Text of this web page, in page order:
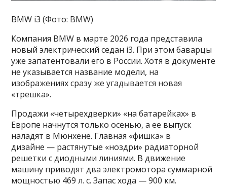
BMW i3 (Фото: BMW)
Компания BMW в марте 2026 года представила
новый электрический седан i3. При этом баварцы
уже запатентовали его в России. Хотя в документе
не указывается название модели, на
изображениях сразу же угадывается новая
«трешка».
Продажи «четырехдверки» «на батарейках» в
Европе начнутся только осенью, а ее выпуск
наладят в Мюнхене. Главная «фишка» в
дизайне — растянутые «ноздри» радиаторной
решетки с диодными линиями. В движение
машину приводят два электромотора суммарной
мощностью 469 л. с. Запас хода — 900 км.